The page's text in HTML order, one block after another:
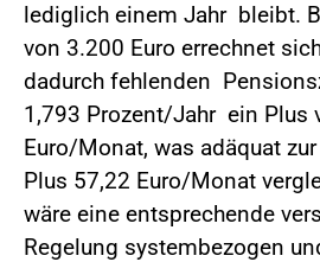
lediglich einem Jahr bleibt.
von 3.200 Euro errechnet
dadurch fehlenden
1,793 Prozent/Jahr ein Plus
Euro/Monat, was adäquat
Plus 57,22 Euro/Monat
wäre eine entsprechende
Regelung systembezogen